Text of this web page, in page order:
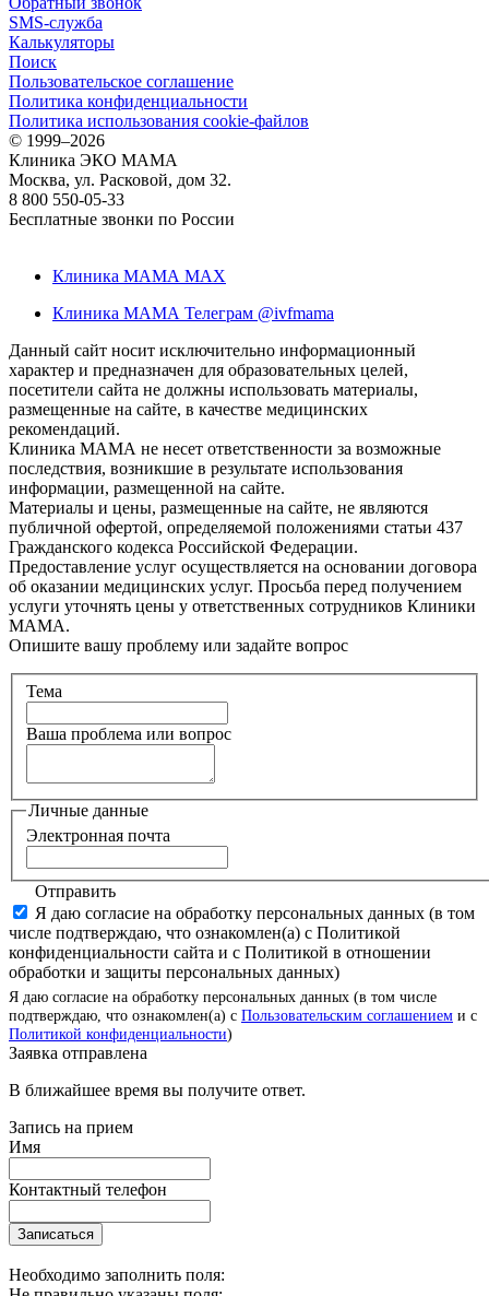
SMS-служба
Калькуляторы
Поиск
Пользовательское соглашение
Политика конфиденциальности
Политика использования cookie-файлов
© 1999–2026
Клиника ЭКО МАМА
Москва, ул. Расковой, дом 32.
8 800 550-05-33
Бесплатные звонки по России
Клиника МАМА MAX
Клиника МАМА Телеграм @ivfmama
Данный сайт носит исключительно информационный
характер и предназначен для образовательных целей,
посетители сайта не должны использовать материалы,
размещенные на сайте, в качестве медицинских
рекомендаций.
Клиника МАМА не несет ответственности за возможные
последствия, возникшие в результате использования
информации, размещенной на сайте.
Материалы и цены, размещенные на сайте, не являются
публичной офертой, определяемой положениями статьи 437
Гражданского кодекса Российской Федерации.
Предоставление услуг осуществляется на основании договора
об оказании медицинских услуг. Просьба перед получением
услуги уточнять цены у ответственных сотрудников Клиники
МАМА.
Опишите вашу проблему или задайте вопрос
Тема
Ваша проблема или вопрос
Личные данные
Электронная почта
Отправить
Я даю согласие на обработку персональных данных (в том
числе подтверждаю, что ознакомлен(а) с Политикой
конфиденциальности сайта и с Политикой в отношении
обработки и защиты персональных данных)
Я даю согласие на обработку персональных данных (в том числе
подтверждаю, что ознакомлен(а) с Пользовательским соглашением и с
Политикой конфиденциальности)
Заявка отправлена
В ближайшее время вы получите ответ.
Запись на прием
Имя
Контактный телефон
Записаться
Необходимо заполнить поля: